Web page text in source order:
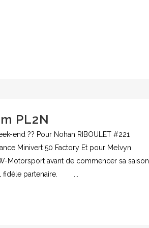
PL2N
end ?? Pour Nohan RIBOULET #221
Minivert 50 Factory Et pour Melvyn
Motorsport avant de commencer sa saison
fidèle partenaire. ...